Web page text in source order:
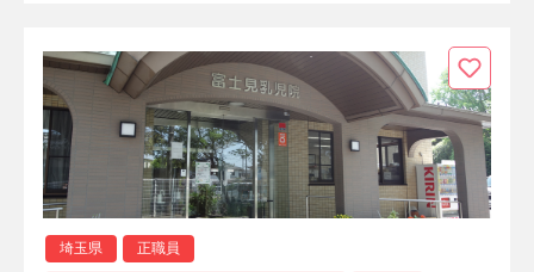
埼玉県 正職員